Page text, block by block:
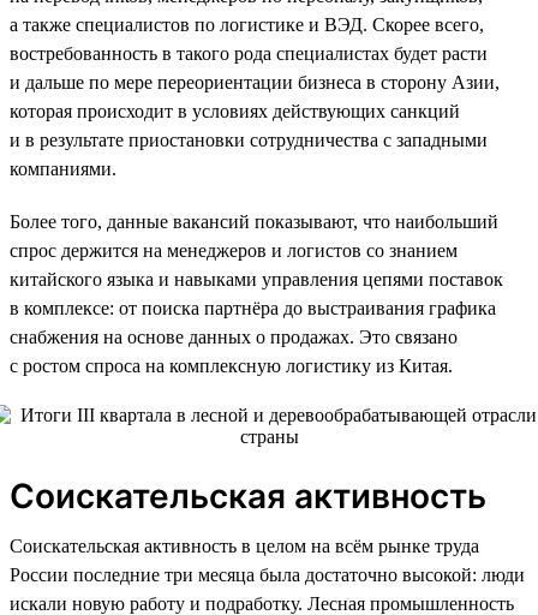
а также специалистов по логистике и ВЭД. Скорее всего,
востребованность в такого рода специалистах будет расти
и дальше по мере переориентации бизнеса в сторону Азии,
которая происходит в условиях действующих санкций
и в результате приостановки сотрудничества с западными
компаниями.
Более того, данные вакансий показывают, что наибольший
спрос держится на менеджеров и логистов со знанием
китайского языка и навыками управления цепями поставок
в комплексе: от поиска партнёра до выстраивания графика
снабжения на основе данных о продажах. Это связано
с ростом спроса на комплексную логистику из Китая.
Соискательская активность
Соискательская активность в целом на всём рынке труда
России последние три месяца была достаточно высокой: люди
искали новую работу и подработку. Лесная промышленность